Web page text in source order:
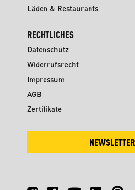
Läden & Restaurants
RECHTLICHES
Datenschutz
Widerrufsrecht
Impressum
AGB
Zertifikate
NEWSLETTER